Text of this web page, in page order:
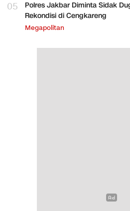
05
Polres Jakbar Diminta Sidak
Rekondisi di Cengkareng
Megapolitan